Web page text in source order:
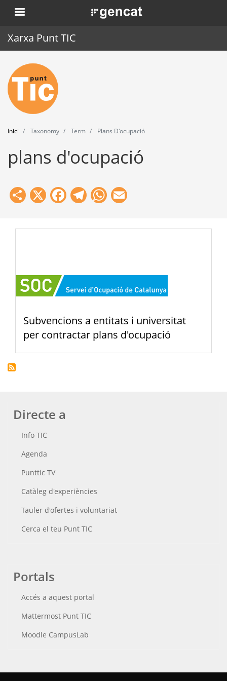
Vés
al
. Obre en una nova finestra.
Xarxa Punt TIC
Inici
Punt TIC
Actualitat
Agenda
Formació
Eines
Inici Taxonomy Term Plans D'ocupació
plans d'ocupació
Share
X Facebook
Telegram
WhatsApp
Subvencions a entitats i universitat
per contractar plans d'ocupació
Directe a
Info TIC
Agenda
Punttic TV
Catàleg d'experiències
Tauler d'ofertes i voluntariat
Cerca el teu Punt TIC
Portals
Accés a aquest portal
Mattermost Punt TIC
Moodle CampusLab